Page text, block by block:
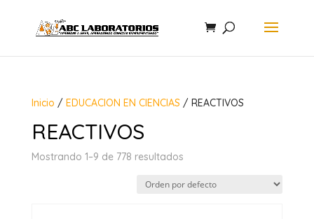
Inicio / EDUCACION EN CIENCIAS/ REACTIVOS
REACTIVOS
Mostrando 1–9 de 778 resultados